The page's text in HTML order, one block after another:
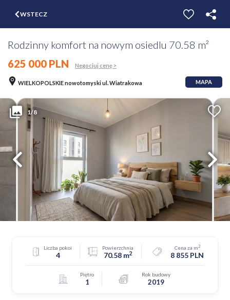
WSTECZ
Rodzinny komfort na nowym osiedlu 70.58 m²
625 000 PLN
Negocjuj cenę >
WIELKOPOLSKIE nowotomyski ul. Wiatrakowa MAPA
1/8
Liczba pokoi
4
Powierzchnia
70.58 m2
Cena za m2
8 855 PLN
Piętro
1
Rok budowy
2019